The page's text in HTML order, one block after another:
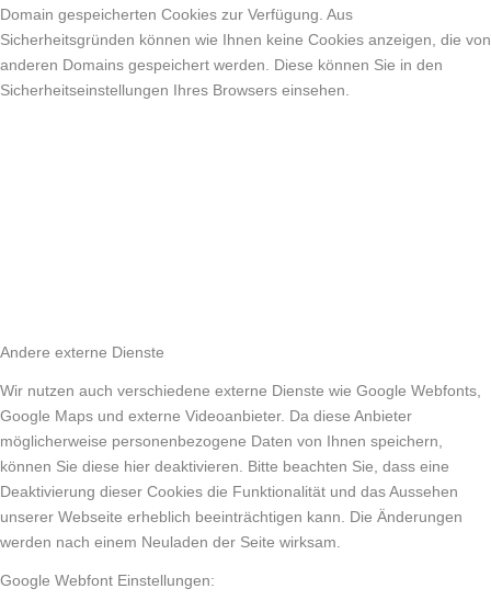
Domain gespeicherten Cookies zur Verfügung. Aus
Sicherheitsgründen können wie Ihnen keine Cookies anzeigen, die von
anderen Domains gespeichert werden. Diese können Sie in den
Sicherheitseinstellungen Ihres Browsers einsehen.
Andere externe Dienste
Wir nutzen auch verschiedene externe Dienste wie Google Webfonts,
Google Maps und externe Videoanbieter. Da diese Anbieter
möglicherweise personenbezogene Daten von Ihnen speichern,
können Sie diese hier deaktivieren. Bitte beachten Sie, dass eine
Deaktivierung dieser Cookies die Funktionalität und das Aussehen
unserer Webseite erheblich beeinträchtigen kann. Die Änderungen
werden nach einem Neuladen der Seite wirksam.
Google Webfont Einstellungen: